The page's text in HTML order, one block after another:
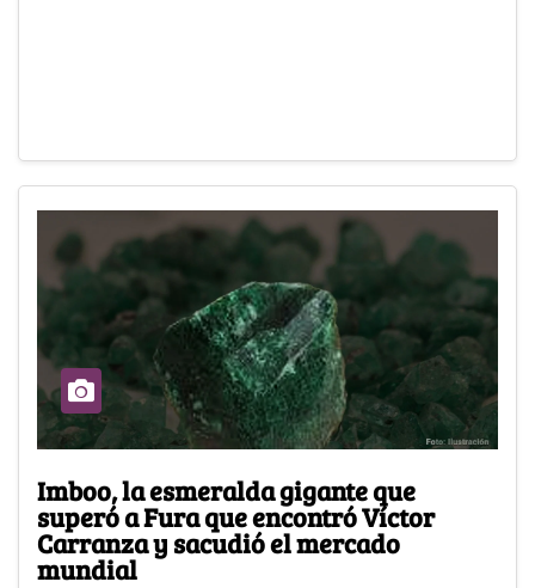
Imboo, la esmeralda gigante que
superó a Fura que encontró Víctor
Carranza y sacudió el mercado
mundial